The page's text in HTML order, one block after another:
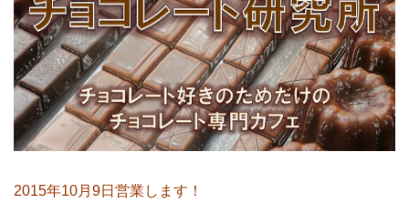
2015年10月9日営業します！